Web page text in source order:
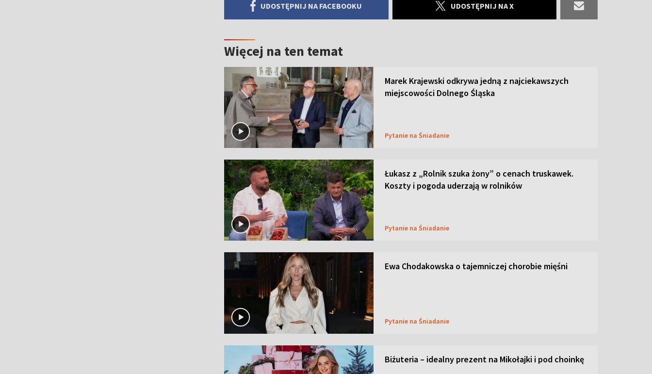
UDOSTĘPNIJ NA FACEBOOKU UDOSTĘPNIJ NA X
Więcej na ten temat
Marek Krajewski odkrywa jedną z najciekawszych
miejscowości Dolnego Śląska
Pytanie na Śniadanie
Łukasz z „Rolnik szuka żony” o cenach truskawek.
Koszty i pogoda uderzają w rolników
Pytanie na Śniadanie
Ewa Chodakowska o tajemniczej chorobie mięśni
Pytanie na Śniadanie
Biżuteria – idealny prezent na Mikołajki i pod choinkę